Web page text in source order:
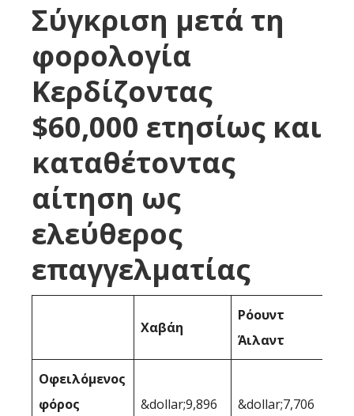
Σύγκριση μετά τη
φορολογία
Κερδίζοντας
$60,000 ετησίως και
καταθέτοντας
αίτηση ως
ελεύθερος
επαγγελματίας
Χαβάη
Ρόουντ
Άιλαντ
Οφειλόμενος
φόρος
&dollar;9,896 &dollar;7,706